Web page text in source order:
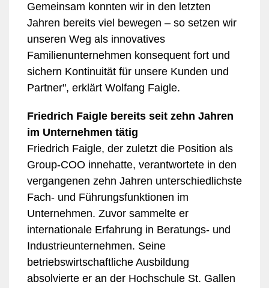
Gemeinsam konnten wir in den letzten
Jahren bereits viel bewegen – so setzen wir
unseren Weg als innovatives
Familienunternehmen konsequent fort und
sichern Kontinuität für unsere Kunden und
Partner", erklärt Wolfang Faigle.
Friedrich Faigle bereits seit zehn Jahren
im Unternehmen tätig
Friedrich Faigle, der zuletzt die Position als
Group-COO innehatte, verantwortete in den
vergangenen zehn Jahren unterschiedlichste
Fach- und Führungsfunktionen im
Unternehmen. Zuvor sammelte er
internationale Erfahrung in Beratungs- und
Industrieunternehmen. Seine
betriebswirtschaftliche Ausbildung
absolvierte er an der Hochschule St. Gallen